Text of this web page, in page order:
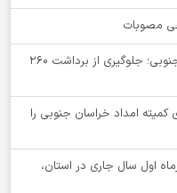
مصوبات
انسداد ۳۴ حلقه چاه غیرمجاز در خراسان جنوبی؛ جلوگیری از برداشت ۲۶۰
از ۵ هزار مددجوی کمیته امداد خراسان جنوبی را
اول سال جاری در استان،